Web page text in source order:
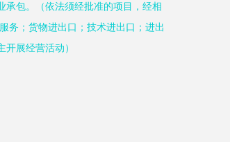
承包。（依法须经批准的项目，经相
务；货物进出口；技术进出口；进出
展经营活动）